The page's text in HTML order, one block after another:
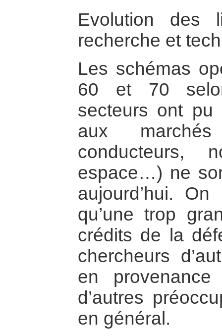
Evolution des
recherche et
Les schémas
60 et 70
secteurs ont pu
aux
conducteurs,
espace…) ne
aujourd’hui.
qu’une trop
crédits de la
chercheurs
en
d’autres
en général.